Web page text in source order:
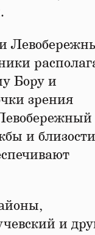
Бору и
зрения
и близости
и